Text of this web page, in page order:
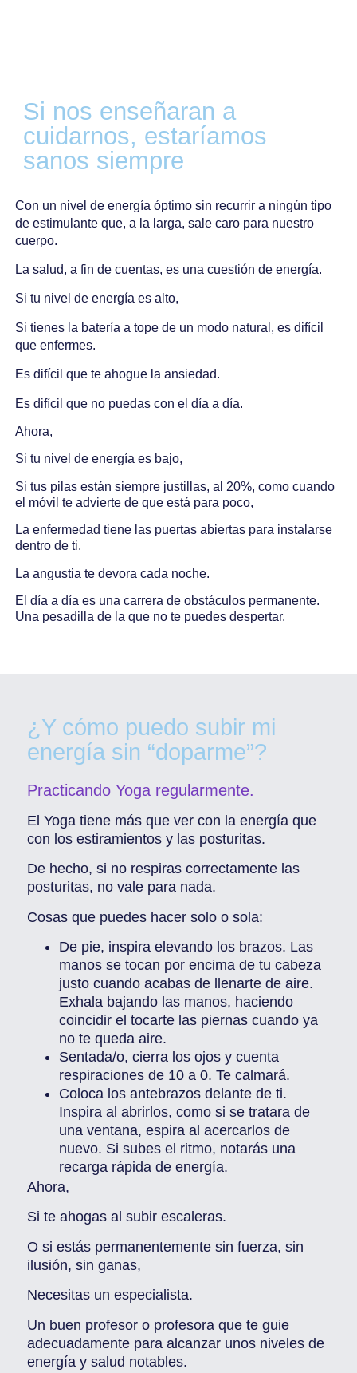
Si nos enseñaran a
cuidarnos, estaríamos
sanos siempre
Con un nivel de energía óptimo sin recurrir a ningún tipo
de estimulante que, a la larga, sale caro para nuestro
cuerpo.
La salud, a fin de cuentas, es una cuestión de energía.
Si tu nivel de energía es alto,
Si tienes la batería a tope de un modo natural, es difícil
que enfermes.
Es difícil que te ahogue la ansiedad.
Es difícil que no puedas con el día a día.
Ahora,
Si tu nivel de energía es bajo,
Si tus pilas están siempre justillas, al 20%, como cuando
el móvil te advierte de que está para poco,
La enfermedad tiene las puertas abiertas para instalarse
dentro de ti.
La angustia te devora cada noche.
El día a día es una carrera de obstáculos permanente.
Una pesadilla de la que no te puedes despertar.
¿Y cómo puedo subir mi
energía sin “doparme”?
Practicando Yoga regularmente.
El Yoga tiene más que ver con la energía que
con los estiramientos y las posturitas.
De hecho, si no respiras correctamente las
posturitas, no vale para nada.
Cosas que puedes hacer solo o sola:
De pie, inspira elevando los brazos. Las
manos se tocan por encima de tu cabeza
justo cuando acabas de llenarte de aire.
Exhala bajando las manos, haciendo
coincidir el tocarte las piernas cuando ya
no te queda aire.
Sentada/o, cierra los ojos y cuenta
respiraciones de 10 a 0. Te calmará.
Coloca los antebrazos delante de ti.
Inspira al abrirlos, como si se tratara de
una ventana, espira al acercarlos de
nuevo. Si subes el ritmo, notarás una
recarga rápida de energía.
Ahora,
Si te ahogas al subir escaleras.
O si estás permanentemente sin fuerza, sin
ilusión, sin ganas,
Necesitas un especialista.
Un buen profesor o profesora que te guie
adecuadamente para alcanzar unos niveles de
energía y salud notables.